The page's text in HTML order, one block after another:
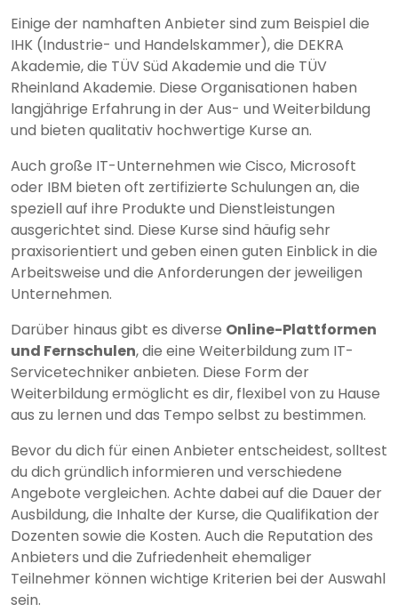
Einige der namhaften Anbieter sind zum Beispiel die
IHK (Industrie- und Handelskammer), die DEKRA
Akademie, die TÜV Süd Akademie und die TÜV
Rheinland Akademie. Diese Organisationen haben
langjährige Erfahrung in der Aus- und Weiterbildung
und bieten qualitativ hochwertige Kurse an.
Auch große IT-Unternehmen wie Cisco, Microsoft
oder IBM bieten oft zertifizierte Schulungen an, die
speziell auf ihre Produkte und Dienstleistungen
ausgerichtet sind. Diese Kurse sind häufig sehr
praxisorientiert und geben einen guten Einblick in die
Arbeitsweise und die Anforderungen der jeweiligen
Unternehmen.
Darüber hinaus gibt es diverse Online-Plattformen
und Fernschulen, die eine Weiterbildung zum IT-
Servicetechniker anbieten. Diese Form der
Weiterbildung ermöglicht es dir, flexibel von zu Hause
aus zu lernen und das Tempo selbst zu bestimmen.
Bevor du dich für einen Anbieter entscheidest, solltest
du dich gründlich informieren und verschiedene
Angebote vergleichen. Achte dabei auf die Dauer der
Ausbildung, die Inhalte der Kurse, die Qualifikation der
Dozenten sowie die Kosten. Auch die Reputation des
Anbieters und die Zufriedenheit ehemaliger
Teilnehmer können wichtige Kriterien bei der Auswahl
sein.